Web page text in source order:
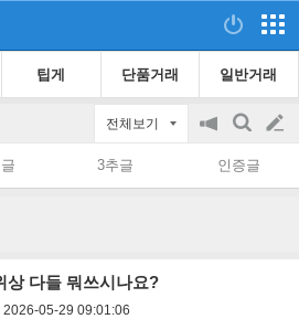
팁게 단품거래 일반거래
전체보기
공
on/off
검
색
글
쓰
3추글 인증글
상 다들 뭐쓰시나요?
2026-05-29 09:01:06